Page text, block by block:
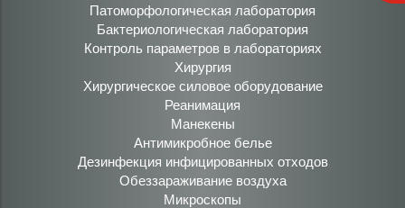
Патоморфологическая лаборатория
Бактериологическая лаборатория
Контроль параметров в лабораториях
Хирургия
Хирургическое силовое оборудование
Реанимация
Манекены
Антимикробное белье
Дезинфекция инфицированных отходов
Обеззараживание воздуха
Микроскопы